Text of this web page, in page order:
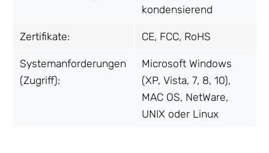
kondensierend
Zertifikate: CE, FCC, RoHS
Systemanforderungen
(Zugriff):
Microsoft Windows
(XP, Vista, 7, 8, 10),
MAC OS, NetWare,
UNIX oder Linux